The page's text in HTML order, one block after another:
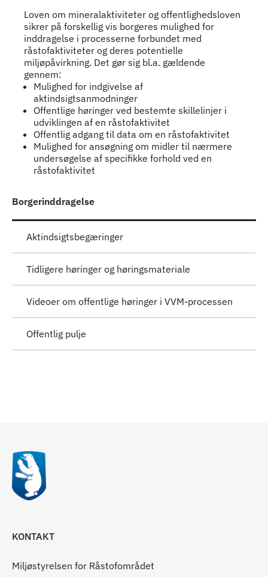
Loven om mineralaktiviteter og offentlighedsloven
sikrer på forskellig vis borgeres mulighed for
inddragelse i processerne forbundet med
råstofaktiviteter og deres potentielle
miljøpåvirkning. Det gør sig bl.a. gældende
gennem:
Mulighed for indgivelse af
aktindsigtsanmodninger
Offentlige høringer ved bestemte skillelinjer i
udviklingen af en råstofaktivitet
Offentlig adgang til data om en råstofaktivitet
Mulighed for ansøgning om midler til nærmere
undersøgelse af specifikke forhold ved en
råstofaktivitet
Borgerinddragelse
Aktindsigtsbegæringer
Tidligere høringer og høringsmateriale
Videoer om offentlige høringer i VVM-processen
Offentlig pulje
KONTAKT
Miljøstyrelsen for Råstofområdet